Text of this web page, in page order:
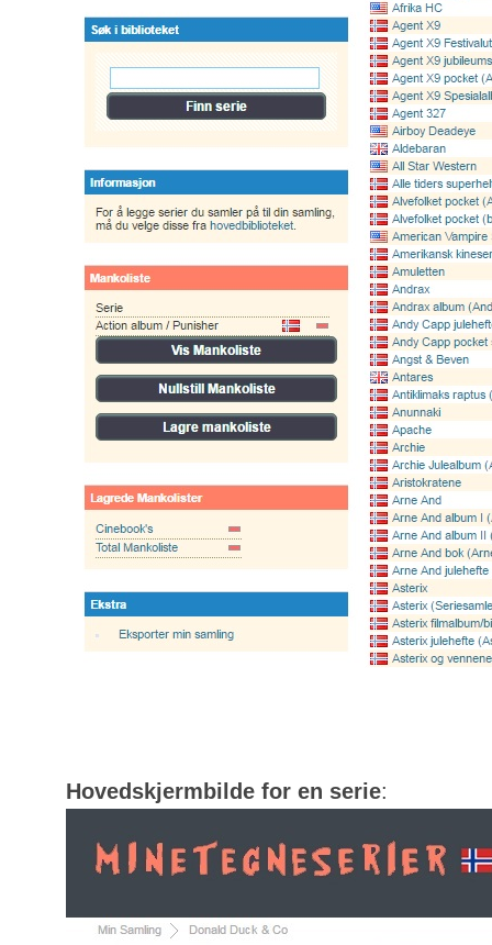
Hovedskjermbilde for en serie: